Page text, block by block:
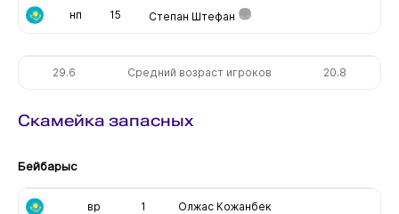
нп 15 Степан Штефан
29.6 Средний возраст игроков 20.8
Скамейка запасных
Бейбарыс
вр 1 Олжас Кожанбек